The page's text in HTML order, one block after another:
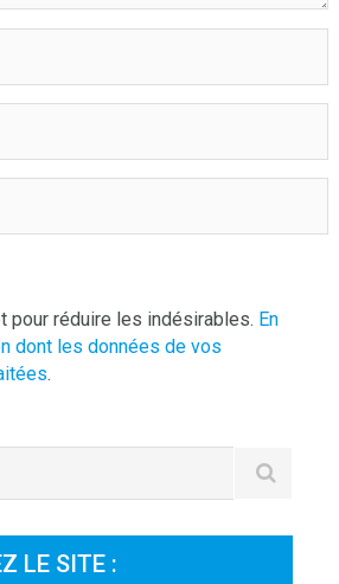
pour réduire les indésirables. En
dont les données de vos
.
LE SITE :